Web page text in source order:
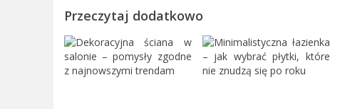
Przeczytaj dodatkowo